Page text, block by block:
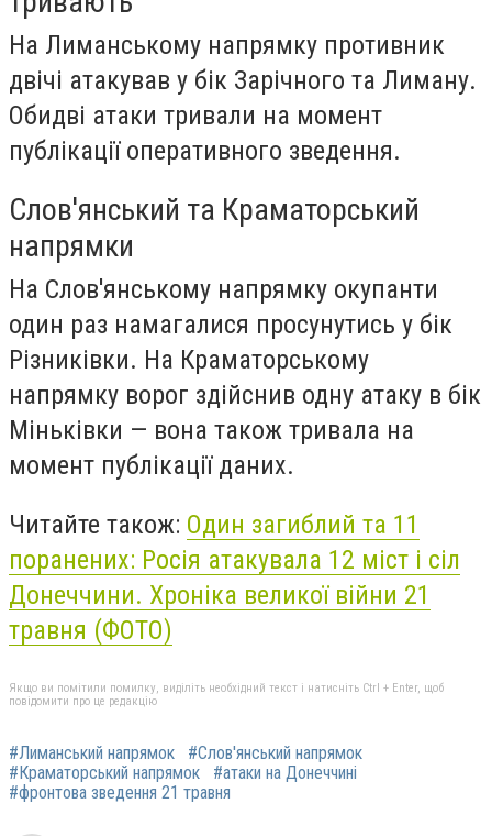
На Лиманському напрямку противник
двічі атакував у бік Зарічного та Лиману.
Обидві атаки тривали на момент
публікації оперативного зведення.
Слов'янський та Краматорський
напрямки
На Слов'янському напрямку окупанти
один раз намагалися просунутись у бік
Різниківки. На Краматорському
напрямку ворог здійснив одну атаку в бік
Міньківки — вона також тривала на
момент публікації даних.
Читайте також: Один загиблий та 11
поранених: Росія атакувала 12 міст і сіл
Донеччини. Хроніка великої війни 21
травня (ФОТО)
Якщо ви помітили помилку, виділіть необхідний текст і натисніть Ctrl + Enter, щоб
повідомити про це редакцію
#Лиманський напрямок
#Слов'янський напрямок
#Краматорський напрямок
#атаки на Донеччині
#фронтова зведення 21 травня